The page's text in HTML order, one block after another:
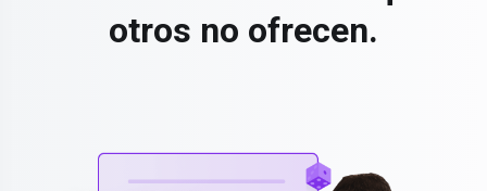
otros no ofrecen.